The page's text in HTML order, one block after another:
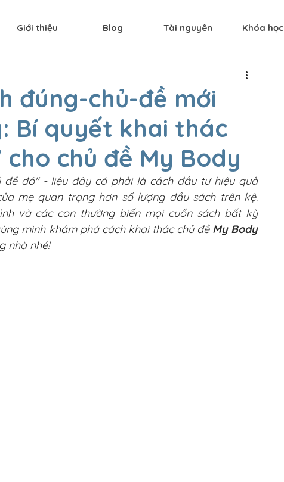
Giới thiệu Blog Tài nguyên Khóa học
đúng-chủ-đề mới
Bí quyết khai thác
chủ đề My Body
đề đó" - liệu đây có phải là cách đầu tư hiệu quả
mẹ quan trọng hơn số lượng đầu sách trên kệ.
và các con thường biến mọi cuốn sách bất kỳ
mình khám phá cách khai thác chủ đề My Body
nhà nhé!